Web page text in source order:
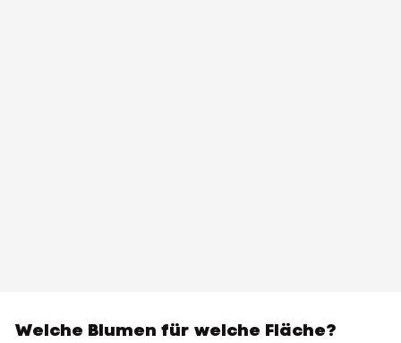
Welche Blumen für welche Fläche?